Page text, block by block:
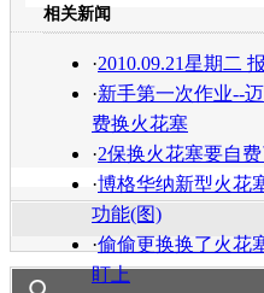
相关新闻
·2010.09.21星期二
·新手第一次作业--
费换火花塞
·2保换火花塞要自费
·博格华纳新型火花
功能(图)
·偷偷更换换了火花
盯上